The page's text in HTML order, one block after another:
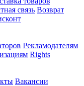
связь Возврат
Рекламодателям
Rights
Вакансии